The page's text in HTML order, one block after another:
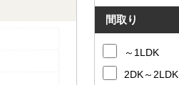
間取り
～1LDK
2DK～2LDK